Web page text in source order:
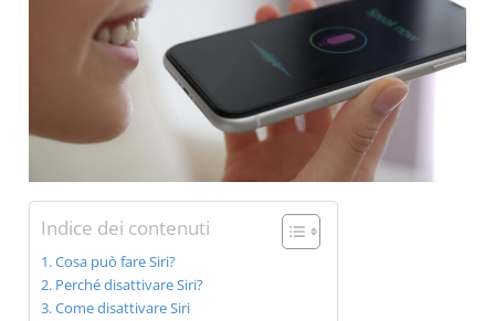
Indice dei contenuti
Cosa può fare Siri?
Perché disattivare Siri?
Come disattivare Siri